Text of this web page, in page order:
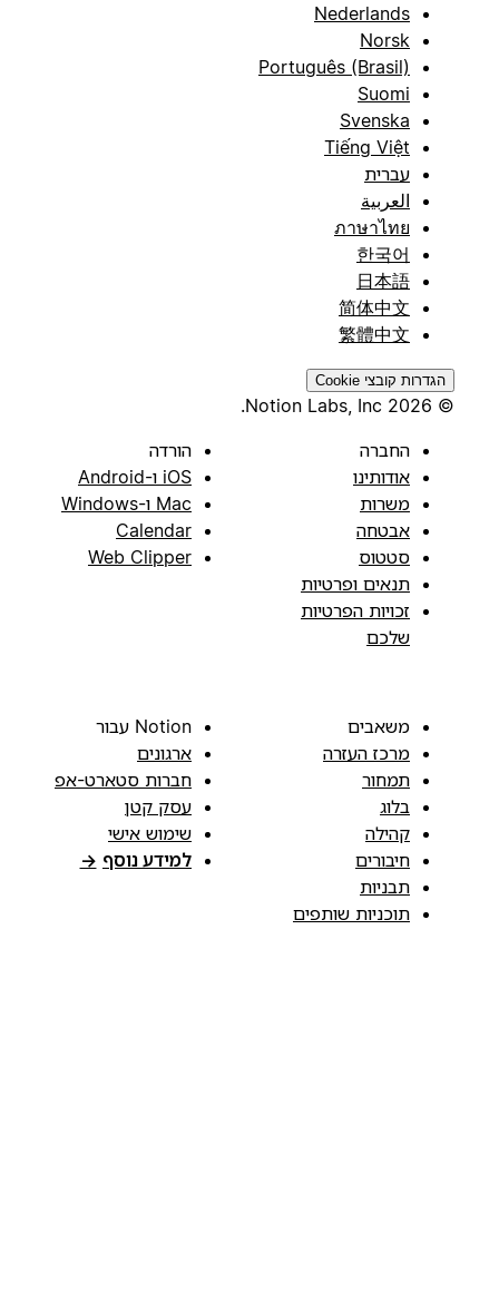
Nederlands
Norsk
Português (Brasil)
Suomi
Svenska
Tiếng Việt
עברית
العربية
ภาษาไทย
한국어
日本語
简体中文
繁體中文
הגדרות קובצי Cookie
החברה
אודותינו
משרות
אבטחה
סטטוס
תנאים ופרטיות
זכויות הפרטיות
שלכם
הורדה
iOS ו-Android
Mac ו-Windows
Calendar
Web Clipper
משאבים
מרכז העזרה
תמחור
בלוג
קהילה
חיבורים
תבניות
תוכניות שותפים
Notion עבור
ארגונים
חברות סטארט-אפ
עסק קטן
שימוש אישי
למידע נוסף →